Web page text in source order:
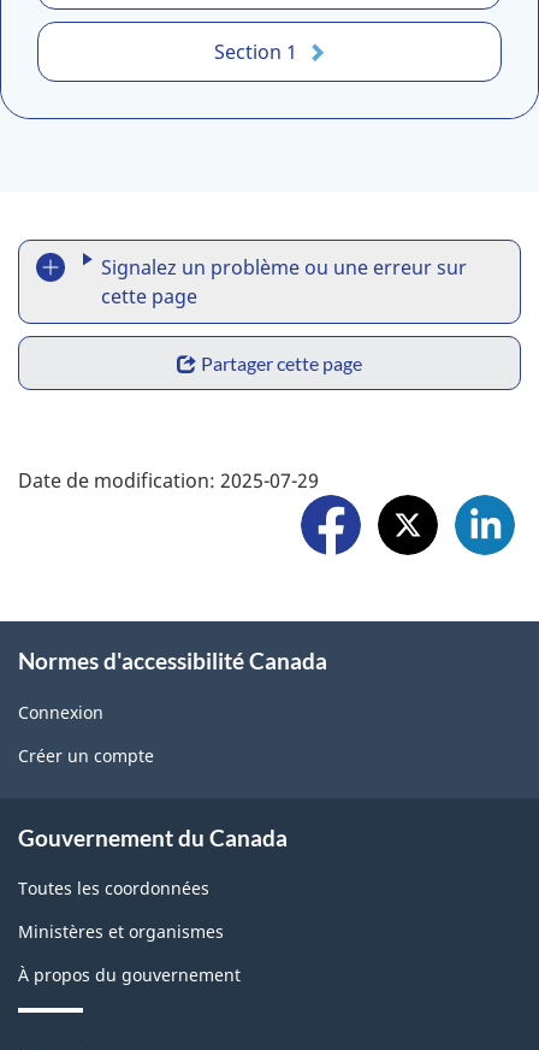
t
r
o
d
i
o
Section 1
R
p
o
t
r
o
b
l
m
o
n
t
Signalez un problème ou une erreur sur
cette page
S
h
r
i
d
g
e
t
b
l
o
c
Partager cette page
Date de modification: 2025-07-29
F
o
U
Normes d'accessibilité Canada
Connexion
Créer un compte
About
Gouvernement du Canada
Toutes les coordonnées
Ministères et organismes
À propos du gouvernement